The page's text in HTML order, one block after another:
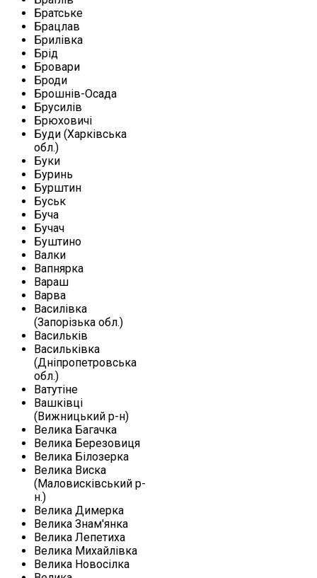
Братське
Брацлав
Брилівка
Брід
Бровари
Броди
Брошнів-Осада
Брусилів
Брюховичі
Буди (Харківська
обл.)
Буки
Буринь
Бурштин
Буськ
Буча
Бучач
Буштино
Валки
Вапнярка
Вараш
Варва
Василівка
(Запорізька обл.)
Васильків
Васильківка
(Дніпропетровська
обл.)
Ватутіне
Вашківці
(Вижницький р-н)
Велика Багачка
Велика Березовиця
Велика Білозерка
Велика Виска
(Маловисківський р-
н.)
Велика Димерка
Велика Знам'янка
Велика Лепетиха
Велика Михайлівка
Велика Новосілка